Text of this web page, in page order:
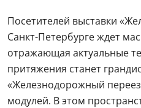
Посетителей выставки
Санкт-Петербурге ждет
отражающая актуальные
притяжения станет
«Железнодорожный
модулей. В этом